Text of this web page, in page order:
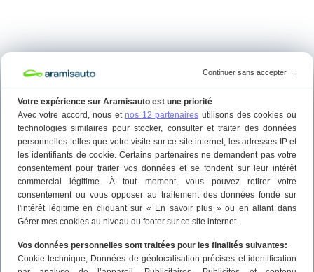
Continuer sans accepter →
Votre expérience sur Aramisauto est une priorité
Avec votre accord, nous et nos 12 partenaires utilisons des cookies ou
technologies similaires pour stocker, consulter et traiter des données
personnelles telles que votre visite sur ce site internet, les adresses IP et
les identifiants de cookie. Certains partenaires ne demandent pas votre
consentement pour traiter vos données et se fondent sur leur intérêt
commercial légitime. À tout moment, vous pouvez retirer votre
consentement ou vous opposer au traitement des données fondé sur
l'intérêt légitime en cliquant sur « En savoir plus » ou en allant dans
Gérer mes cookies au niveau du footer sur ce site internet.
Vos données personnelles sont traitées pour les finalités suivantes:
Cookie technique, Données de géolocalisation précises et identification